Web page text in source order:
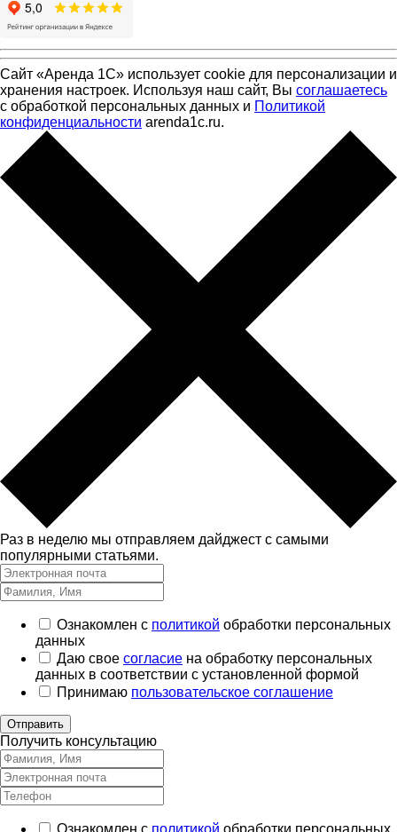
Сайт «Аренда 1С» использует cookie для персонализации и
хранения настроек. Используя наш сайт, Вы соглашаетесь
с обработкой персональных данных и Политикой
конфиденциальности arenda1c.ru.
Раз в неделю мы отправляем дайджест с самыми
популярными статьями.
Ознакомлен с политикой обработки персональных
данных
Даю свое согласие на обработку персональных
данных в соответствии с установленной формой
Принимаю пользовательское соглашение
Отправить
Получить консультацию
Ознакомлен с политикой обработки персональных